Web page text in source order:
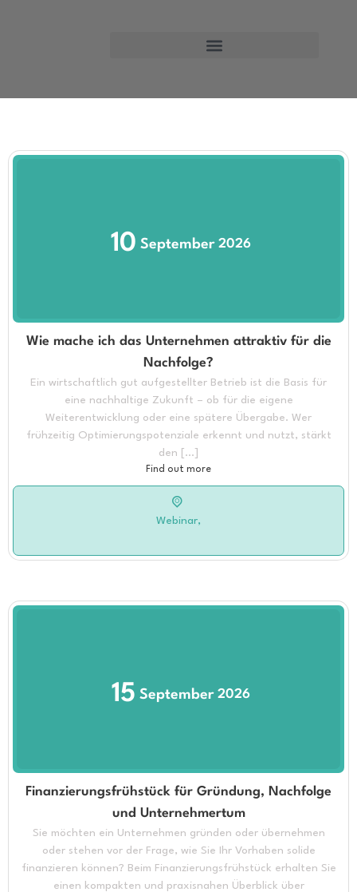
10 September 2026
Wie mache ich das Unternehmen attraktiv für die
Nachfolge?
Ein wirtschaftlich gut aufgestellter Betrieb ist die Basis für
eine nachhaltige Zukunft – ob für die eigene
Weiterentwicklung oder eine spätere Übergabe. Wer
frühzeitig Optimierungspotenziale erkennt und nutzt, stärkt
den […]
Find out more
Webinar,
15 September 2026
Finanzierungsfrühstück für Gründung, Nachfolge
und Unternehmertum
Sie möchten ein Unternehmen gründen oder übernehmen
oder stehen vor der Frage, wie Sie Ihr Vorhaben solide
finanzieren können? Beim Finanzierungsfrühstück erhalten Sie
einen kompakten und praxisnahen Überblick über